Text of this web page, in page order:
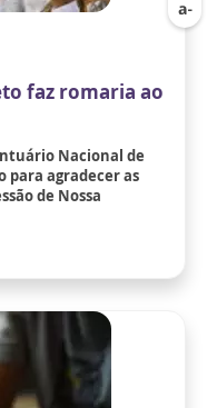
faz romaria ao
Nacional de
para agradecer as
de Nossa